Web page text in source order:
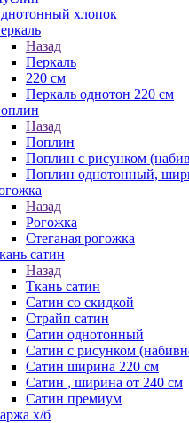
хлопок
Назад
Перкаль
220 см
Перкаль однотон 220 см
Назад
Поплин
Поплин с рисунком
Поплин однотонный,
Назад
Рогожка
Стеганая рогожка
сатин
Назад
Ткань сатин
Сатин со скидкой
Страйп сатин
Сатин однотонный
Сатин с рисунком
Сатин ширина 220 см
Сатин , ширина от 240 см
Сатин премиум
х/б